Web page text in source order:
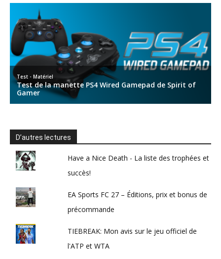
D’autres lectures
Have a Nice Death - La liste des trophées et
succès!
EA Sports FC 27 – Éditions, prix et bonus de
précommande
TIEBREAK: Mon avis sur le jeu officiel de
l'ATP et WTA